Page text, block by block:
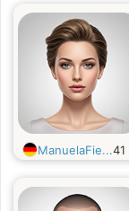
ManuelaFie...41